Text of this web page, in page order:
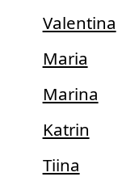
Valentina
Maria
Marina
Katrin
Tiina